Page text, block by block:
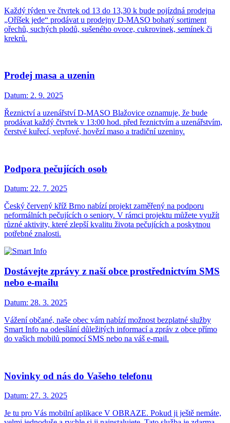
Každý týden ve čtvrtek od 13 do 13,30 k bude pojízdná prodejna
„Oříšek jede“ prodávat u prodejny D-MASO bohatý sortiment
ořechů, suchých plodů, sušeného ovoce, cukrovinek, semínek či
krekrů.
Prodej masa a uzenin
Datum: 2. 9. 2025
Řeznictví a uzenářství D-MASO Blažovice oznamuje, že bude
prodávat každý čtvrtek v 13:00 hod. před řeznictvím a uzenářstvím,
čerstvé kuřecí, vepřové, hovězí maso a tradiční uzeniny.
Podpora pečujících osob
Datum: 22. 7. 2025
Český červený kříž Brno nabízí projekt zaměřený na podporu
neformálních pečujících o seniory. V rámci projektu můžete využít
různé aktivity, které zlepší kvalitu života pečujících a poskytnou
potřebné znalosti.
Dostávejte zprávy z naší obce prostřednictvím SMS
nebo e-mailu
Datum: 28. 3. 2025
Vážení občané, naše obec vám nabízí možnost bezplatné služby
Smart Info na odesílání důležitých informací a zpráv z obce přímo
do vašich mobilů pomocí SMS nebo na váš e-mail.
Novinky od nás do Vašeho telefonu
Datum: 27. 3. 2025
Je tu pro Vás mobilní aplikace V OBRAZE. Pokud ji ještě nemáte,